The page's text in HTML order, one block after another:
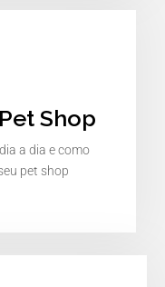
Shop
a dia e como
pet shop